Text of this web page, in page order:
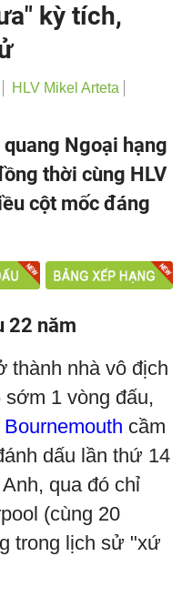
kỳ tích,
HLV Mikel Arteta
Ngoại hạng
thời cùng HLV
cột mốc đáng
22 năm
thành nhà vô địch
sớm 1 vòng đấu,
Bournemouth cầm
dấu lần thứ 14
qua đó chỉ
(cùng 20
trong lịch sử "xứ